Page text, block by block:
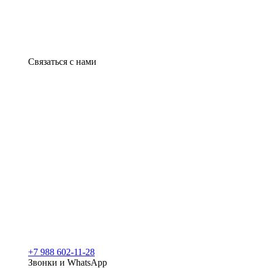
Связаться с нами
+7 988 602-11-28
Звонки и WhatsApp